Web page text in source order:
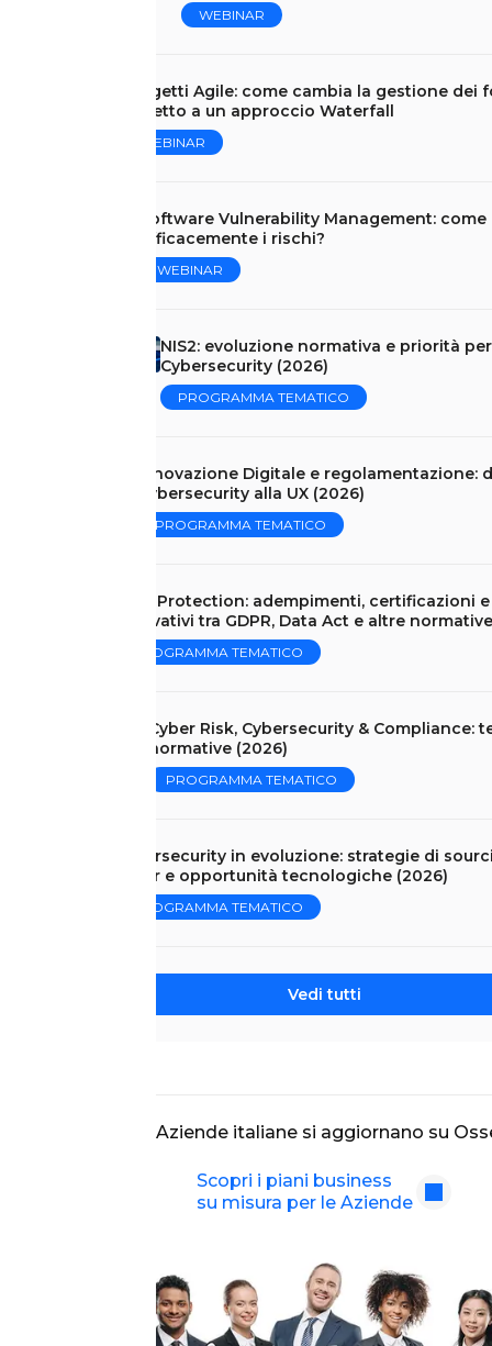
WEBINAR
Progetti Agile: come cambia la gestione dei
rispetto a un approccio Waterfall
WEBINAR
Software Vulnerability Management:
efficacemente i rischi?
WEBINAR
NIS2: evoluzione normativa e priorità
Cybersecurity (2026)
PROGRAMMA TEMATICO
Innovazione Digitale e regolamentazione:
Cybersecurity alla UX (2026)
PROGRAMMA TEMATICO
Data Protection: adempimenti, certificazioni
innovativi tra GDPR, Data Act e altre
PROGRAMMA TEMATICO
Cyber Risk, Cybersecurity & Compliance:
normative (2026)
PROGRAMMA TEMATICO
Cybersecurity in evoluzione: strategie di
cyber e opportunità tecnologiche (2026)
PROGRAMMA TEMATICO
Vedi tutti
Le migliori Aziende italiane si aggiornano su
Scopri i piani business
su misura per le Aziende